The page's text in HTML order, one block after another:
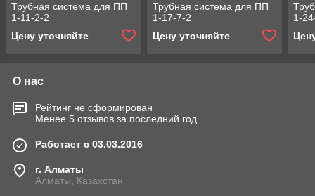
Трубная система для ПП
1-11-2-2
Цену уточняйте
Трубная система для ПП
1-17-7-2
Цену уточняйте
1-
О нас
Рейтинг не сформирован
Менее 5 отзывов за последний год
Работает с 03.03.2016
г. Алматы
Алматы, Казахстан